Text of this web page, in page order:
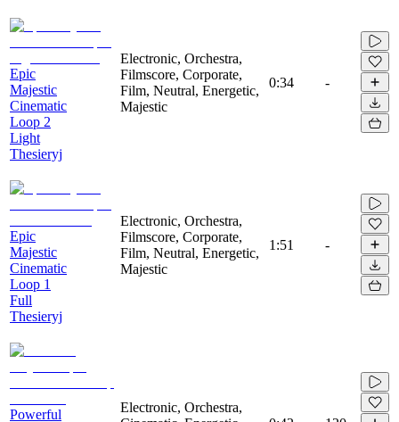
Epic
Majestic
Cinematic
Loop 2
Light
Thesieryj
Electronic, Orchestra,
Filmscore, Corporate,
Film, Neutral, Energetic,
Majestic
0:34 -
Epic
Majestic
Cinematic
Loop 1
Full
Thesieryj
Electronic, Orchestra,
Filmscore, Corporate,
Film, Neutral, Energetic,
Majestic
1:51 -
Powerful
Electronic, Orchestra,